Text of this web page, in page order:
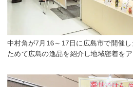
中村角が7月16～17日に広島市で開催
ためて広島の逸品を紹介し地域密着を